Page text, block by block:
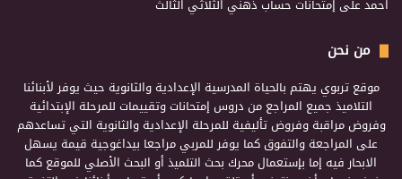
احمدعلى إمتحانات حساب ذهني الثلاثي الثالث
من نحن
موقع تربوي يهتم بالحياة المدرسية الإعدادية والثانوية حيث يوفر لأبنائنا
التلاميذ جميع المراجع من دروس إمتحانات وتقييمات للمرحلة الإبتدائية
وفروض مراقبة وفروض تأليفية للمرحلة الإعدادية والثانوية التي تساعدهم
على المراجعة والتفوق كما يوفر للمربي مراجعا بيداغوجية قيمة يسهل
الابحار فيه إما بإستعمال محرك بحث التلميذ أو البحث الأصلي للموقع كما